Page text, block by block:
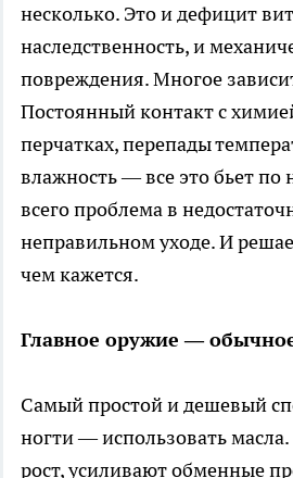
несколько. Это и дефицит
наследственность, и
повреждения. Многое
Постоянный контакт с
перчатках, перепады
влажность — все это бьет по
всего проблема в
неправильном уходе. И
чем кажется.
Главное оружие —
Самый простой и дешевый
ногти — использовать
рост, усиливают обменные